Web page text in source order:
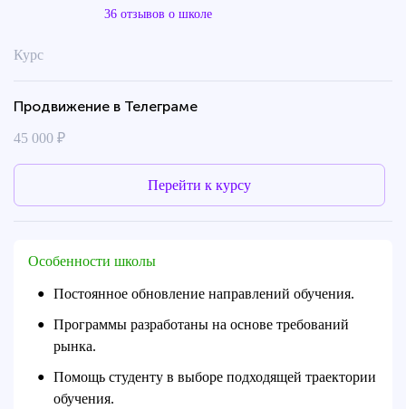
36 отзывов о школе
Курс
Продвижение в Телеграме
45 000 ₽
Перейти к курсу
Особенности школы
● Постоянное обновление направлений обучения.
●
Программы разработаны на основе требований
рынка.
●
Помощь студенту в выборе подходящей траектории
обучения.